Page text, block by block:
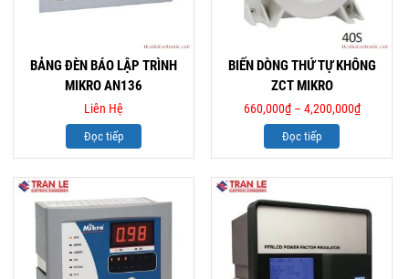
BẢNG ĐÈN BÁO LẬP TRÌNH
MIKRO AN136
Liên Hệ
Đọc tiếp
BIẾN DÒNG THỨ TỰ KHÔNG
ZCT MIKRO
660,000₫– 4,200,000₫
Đọc tiếp